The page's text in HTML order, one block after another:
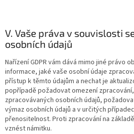
V. Vaše práva v souvislosti
osobních údajů
Nařízení GDPR vám dává mimo jiné právo
informace, jaké vaše osobní údaje
přístup k těmto údajům a nechat je
popřípadě požadovat omezení
zpracovávaných osobních údajů,
výmaz osobních údajů a v určitých
přenositelnost. Proti zpracování na
vznést námitku.